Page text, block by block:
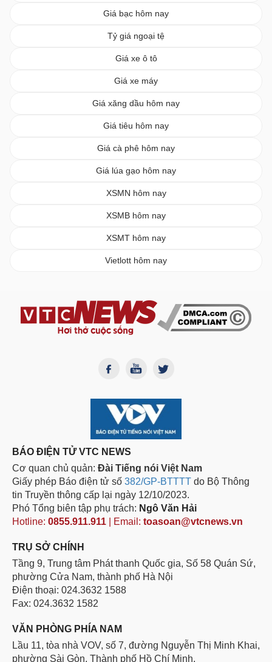
Giá bạc hôm nay
Tỷ giá ngoại tệ
Giá xe ô tô
Giá xe máy
Giá xăng dầu hôm nay
Giá tiêu hôm nay
Giá cà phê hôm nay
Giá lúa gạo hôm nay
XSMN hôm nay
XSMB hôm nay
XSMT hôm nay
Vietlott hôm nay
BÁO ĐIỆN TỬ VTC NEWS
Cơ quan chủ quản: Đài Tiếng nói Việt Nam
Giấy phép Báo điện tử số 382/GP-BTTTT do Bộ Thông
tin Truyền thông cấp lại ngày 12/10/2023.
Phó Tổng biên tập phụ trách: Ngô Văn Hải
Hotline: 0855.911.911 | Email: toasoan@vtcnews.vn
TRỤ SỞ CHÍNH
Tầng 9, Trung tâm Phát thanh Quốc gia, Số 58 Quán Sứ,
phường Cửa Nam, thành phố Hà Nội
Điện thoại: 024.3632 1588
Fax: 024.3632 1582
VĂN PHÒNG PHÍA NAM
Lầu 11, tòa nhà VOV, số 7, đường Nguyễn Thị Minh Khai,
phường Sài Gòn, Thành phố Hồ Chí Minh.